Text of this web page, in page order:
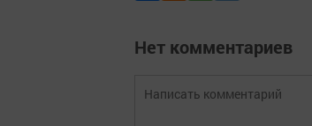
Нет комментариев